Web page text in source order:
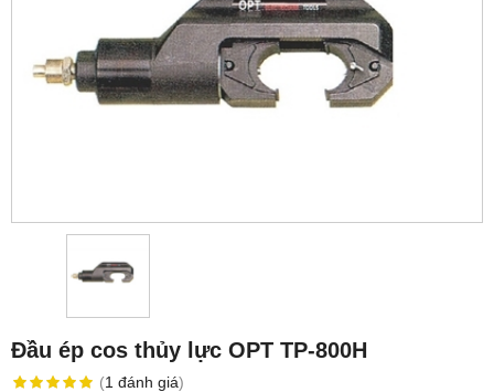
Đầu ép cos thủy lực OPT TP-800H
(1 đánh giá)